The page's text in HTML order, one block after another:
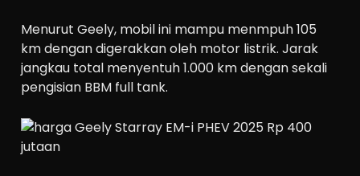
Menurut Geely, mobil ini mampu menmpuh 105
km dengan digerakkan oleh motor listrik. Jarak
jangkau total menyentuh 1.000 km dengan sekali
pengisian BBM full tank.